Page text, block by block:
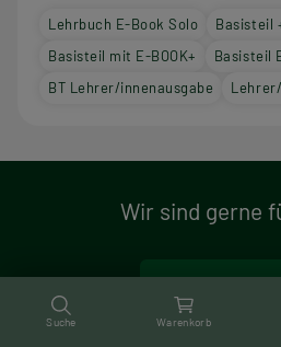
Lehrbuch E-Book Solo
Basisteil
Basisteil mit E-BOOK+
Basisteil
BT Lehrer/innenausgabe
Wir sind gerne
Suche Warenkorb